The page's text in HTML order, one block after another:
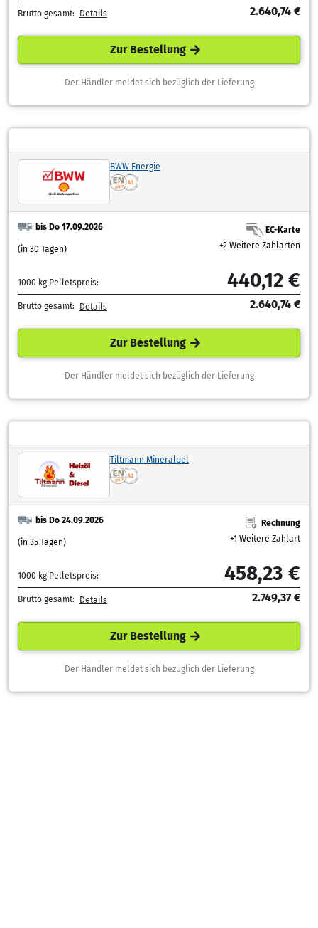
Brutto gesamt: Details 2.640,74 €
Zur Bestellung
Der Händler meldet sich bezüglich der Lieferung
BWW Energie
bis Do 17.09.2026
(in 30 Tagen)
EC-Karte
+2 Weitere Zahlarten
1000 kg Pelletspreis: 440,12 €
Brutto gesamt: Details 2.640,74 €
Zur Bestellung
Der Händler meldet sich bezüglich der Lieferung
Tiltmann Mineraloel
bis Do 24.09.2026
(in 35 Tagen)
Rechnung
+1 Weitere Zahlart
1000 kg Pelletspreis: 458,23 €
Brutto gesamt: Details 2.749,37 €
Zur Bestellung
Der Händler meldet sich bezüglich der Lieferung